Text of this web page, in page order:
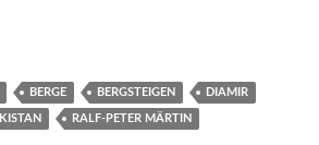
Peter Märtin
BERGE BERGSTEIGEN DIAMIR
RALF-PETER MÄRTIN